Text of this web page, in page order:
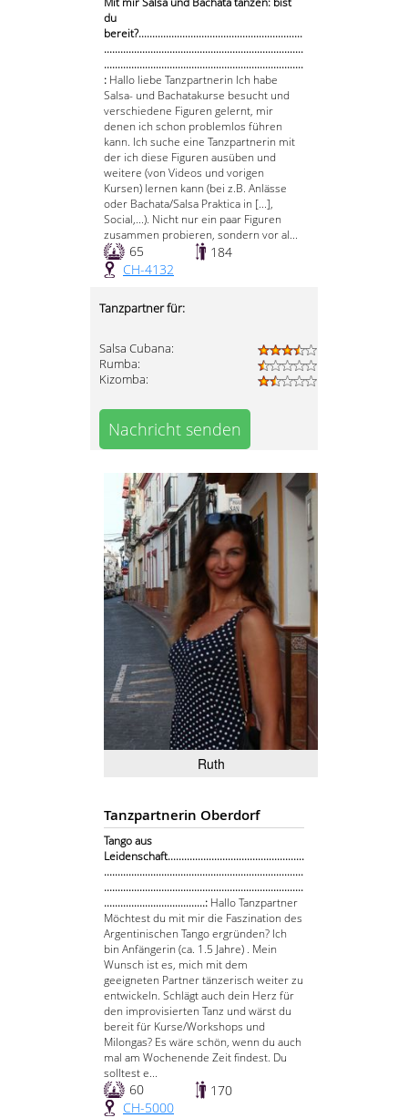
du
bereit?............................................................
.........................................................................
.........................................................................
: Hallo liebe Tanzpartnerin Ich habe
Salsa- und Bachatakurse besucht und
verschiedene Figuren gelernt, mir
denen ich schon problemlos führen
kann. Ich suche eine Tanzpartnerin mit
der ich diese Figuren ausüben und
weitere (von Videos und vorigen
Kursen) lernen kann (bei z.B. Anlässe
oder Bachata/Salsa Praktica in [...],
Social,...). Nicht nur ein paar Figuren
zusammen probieren, sondern vor al...
65
184
CH-4132
Tanzpartner für:
Salsa Cubana:
Rumba:
Kizomba:
Nachricht senden
Ruth
Tanzpartnerin Oberdorf
Tango aus
Leidenschaft..................................................
.........................................................................
.........................................................................
.....................................: Hallo Tanzpartner
Möchtest du mit mir die Faszination des
Argentinischen Tango ergründen? Ich
bin Anfängerin (ca. 1.5 Jahre) . Mein
Wunsch ist es, mich mit dem
geeigneten Partner tänzerisch weiter zu
entwickeln. Schlägt auch dein Herz für
den improvisierten Tanz und wärst du
bereit für Kurse/Workshops und
Milongas? Es wäre schön, wenn du auch
mal am Wochenende Zeit findest. Du
solltest e...
60
170
CH-5000